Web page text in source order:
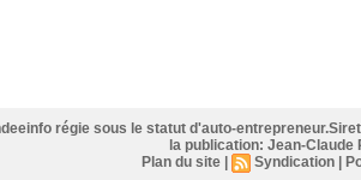
régie sous le statut d'auto-
la publication: Jean-Claude
Plan du site
Syndication